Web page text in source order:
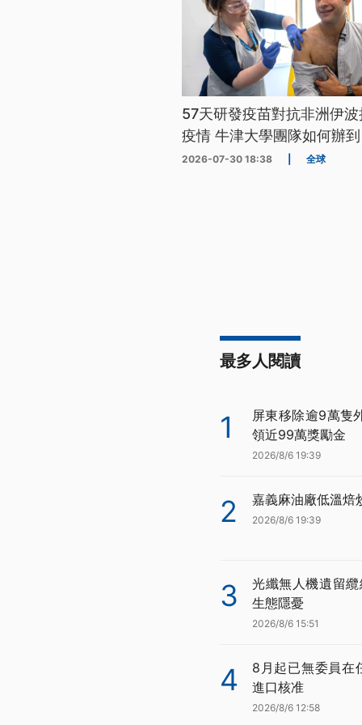
57天研發疫苗對抗非洲伊
疫情 牛津大學團隊如何辦
2026-07-30 18:38 全球
最多人閱讀
1
屏東移除逾9萬隻
領近99萬獎勵金
2026/8/6 19:39
2 嘉義麻油廠低溫焙
2026/8/6 19:39
3
光纖無人機遺留
生態隱憂
2026/8/6 15:51
4
8月起已無委員在
進口核准
2026/8/6 12:58